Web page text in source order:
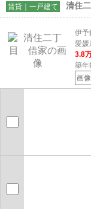
賃貸｜一戸建て 清住
伊予
愛媛
3.8
築年
画